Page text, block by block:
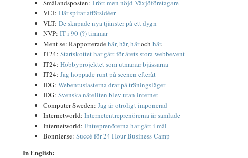
Smålandsposten: Trött men nöjd Växjöföretagare
VLT: Här spirar affärsidéer
VLT: De skapade nya tjänster på ett dygn
NVP: IT i 90 (?) timmar
Ment.se: Rapporteradehär,här,häroch här.
IT24: Startskottet har gått för årets stora webbevent
IT24: Hobbyprojektet som utmanar bjässarna
IT24: Jag hoppade runt på scenen efteråt
IDG: Webentusiasterna drar på träningsläger
IDG: Svenska näteliten blev utan internet
Computer Sweden: Jag är otroligt imponerad
Internetworld: Internetentreprenörerna är samlade
Internetworld: Entreprenörerna har gått i mål
Bonnier.se: Succé för 24 Hour Business Camp
In English: